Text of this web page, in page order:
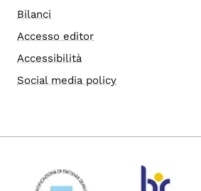
Bilanci
Accesso editor
Accessibilità
Social media policy